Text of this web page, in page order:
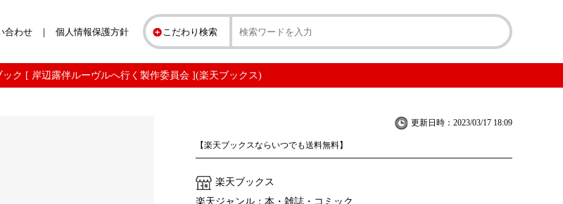
こだわり検索
合わせ 個人情報保護方針
ク [ 岸辺露伴ルーヴルへ行く製作委員会 ](楽天ブックス)
更新日時：2023/03/17 18:09
【楽天ブックスならいつでも送料無料】
楽天ブックス
楽天ジャンル：本・雑誌・コミック